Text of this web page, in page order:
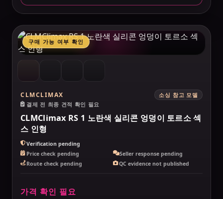
MAKELOVEDOLL
구매 가능 여부 확인
CLMCLIMAX
소싱 참고 모델
결제 전 최종 견적 확인 필요
CLMClimax RS 1 노란색 실리콘 엉덩이 토르소 섹
스 인형
Verification pending
Price check pending
Seller response pending
Route check pending
QC evidence not published
가격 확인 필요